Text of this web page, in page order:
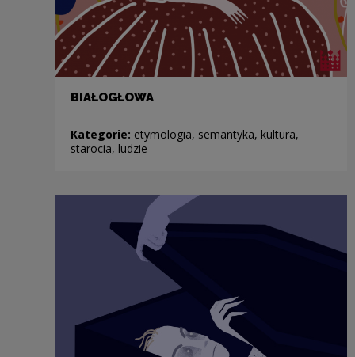
BIAŁOGŁOWA
Kategorie: etymologia, semantyka, kultura,
starocia, ludzie